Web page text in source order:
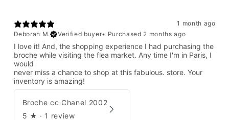
1 month ago
Deborah M.
Verified buyer• Purchased 2 months ago
I love it! And, the shopping experience I had purchasing the
broche while visiting the flea market. Any time I'm in Paris, I
would
never miss a chance to shop at this fabulous. store. Your
inventory is amazing!
Broche cc Chanel 2002
5 ★ · 1 review